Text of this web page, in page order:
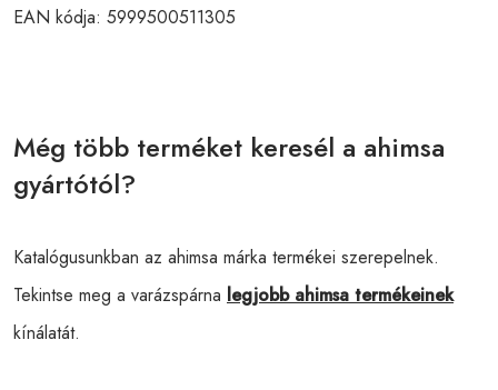
EAN kódja: 5999500511305
Még több terméket keresél a ahimsa
gyártótól?
Katalógusunkban az ahimsa márka termékei szerepelnek.
Tekintse meg a varázspárna legjobb ahimsa termékeinek
kínálatát.